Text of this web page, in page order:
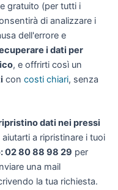
gratuito (per tutti i
di analizzare i
dell'errore e
i dati per
, e offrirti così un
con costi chiari, senza
dati nei pressi
a ripristinare i tuoi
02 80 88 98 29 per
una mail
la tua richiesta.